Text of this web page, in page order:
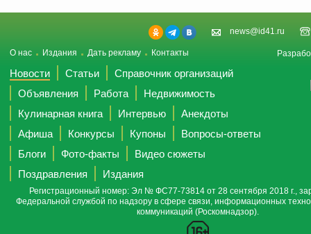
news@id41.ru
О нас Издания Дать рекламу Контакты
Новости Статьи
Справочник организаций
Объявления
Работа
Недвижимость
Кулинарная книга
Интервью
Анекдоты
Афиша
Конкурсы Купоны
Вопросы-ответы
Блоги
Фото-факты
Видео сюжеты
Поздравления
Издания
Регистрационный номер: Эл № ФС77-73814 от 28 сентября 2018 г.,
Федеральной службой по надзору в сфере связи, информационных
коммуникаций (Роскомнадзор).